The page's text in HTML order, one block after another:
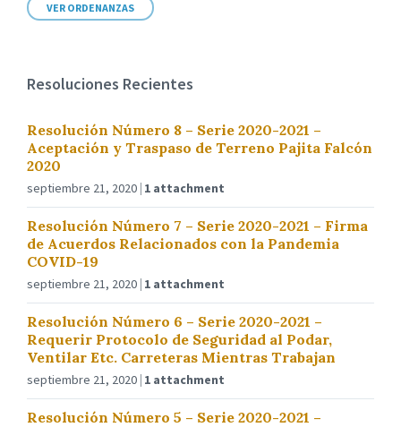
VER ORDENANZAS
Resoluciones Recientes
Resolución Número 8 – Serie 2020-2021 –
Aceptación y Traspaso de Terreno Pajita Falcón
2020
septiembre 21, 2020 1 attachment
Resolución Número 7 – Serie 2020-2021 – Firma
de Acuerdos Relacionados con la Pandemia
COVID-19
septiembre 21, 2020 1 attachment
Resolución Número 6 – Serie 2020-2021 –
Requerir Protocolo de Seguridad al Podar,
Ventilar Etc. Carreteras Mientras Trabajan
septiembre 21, 2020 1 attachment
Resolución Número 5 – Serie 2020-2021 –